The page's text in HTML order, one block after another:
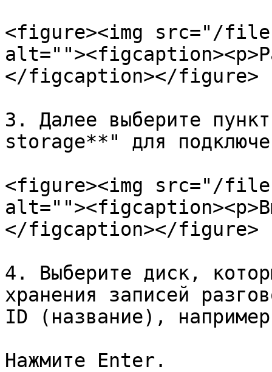
<figure><img src="/files/
</figcaption></figure>
3. Далее выберите
storage**" для
<figure><img src="/files/
</figcaption></figure>
4. Выберите диск,
хранения записей
ID (название),
Нажмите Enter.